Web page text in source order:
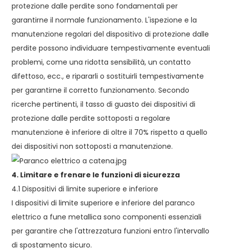
protezione dalle perdite sono fondamentali per
garantirne il normale funzionamento. L'ispezione e la
manutenzione regolari del dispositivo di protezione dalle
perdite possono individuare tempestivamente eventuali
problemi, come una ridotta sensibilità, un contatto
difettoso, ecc., e ripararli o sostituirli tempestivamente
per garantirne il corretto funzionamento. Secondo
ricerche pertinenti, il tasso di guasto dei dispositivi di
protezione dalle perdite sottoposti a regolare
manutenzione è inferiore di oltre il 70% rispetto a quello
dei dispositivi non sottoposti a manutenzione.
4. Limitare e frenare le funzioni di sicurezza
4.1 Dispositivi di limite superiore e inferiore
I dispositivi di limite superiore e inferiore del paranco
elettrico a fune metallica sono componenti essenziali
per garantire che l'attrezzatura funzioni entro l'intervallo
di spostamento sicuro.